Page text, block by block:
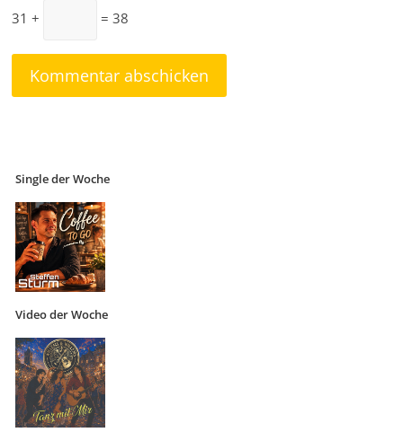
31 +
= 38
Single der Woche
Video der Woche